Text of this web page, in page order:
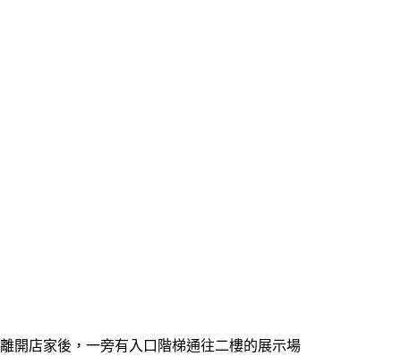
離開店家後，一旁有入口階梯通往二樓的展示場